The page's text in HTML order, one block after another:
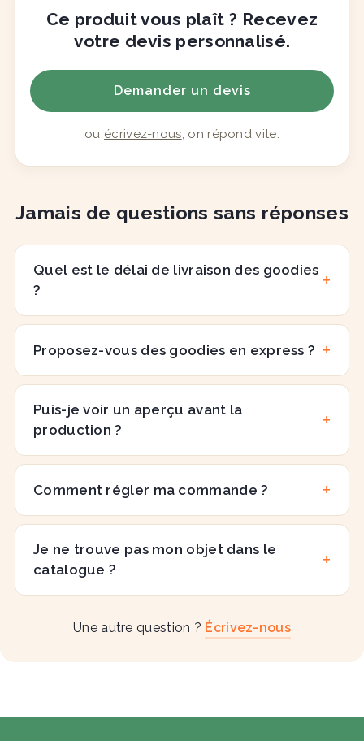
Ce produit vous plaît ? Recevez
votre devis personnalisé.
Demander un devis
ou écrivez-nous, on répond vite.
Jamais de questions sans réponses
Quel est le délai de livraison des goodies
?
Proposez-vous des goodies en express ?
Puis-je voir un aperçu avant la
production ?
Comment régler ma commande ?
Je ne trouve pas mon objet dans le
catalogue ?
Une autre question ? Écrivez-nous